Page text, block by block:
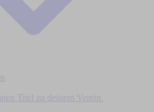
Titel zu deinem Verein.